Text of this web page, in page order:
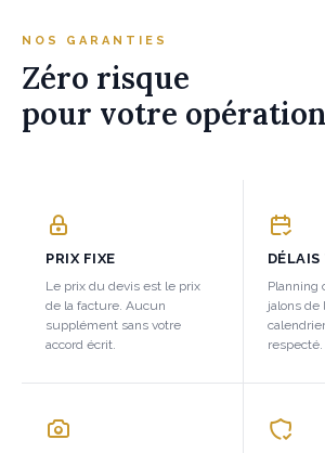
NOS GARANTIES
Zéro risque
pour votre opération
PRIX FIXE
Le prix du devis est le prix
de la facture. Aucun
supplément sans votre
accord écrit.
DÉLAIS
Planning
jalons de
respecté.